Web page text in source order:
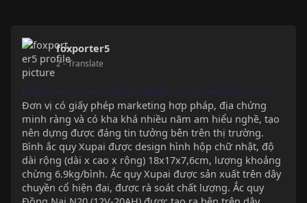
foxporter5
2- Translate
https://mcgraw-mattingly.blogb....right.net/khi-nao-la
Đơn vị có giấy phép marketing hợp pháp, địa chứng
minh ràng và có kha khá nhiều năm am hiểu nghề, tạo
nên dựng được đáng tin tưởng bên trên thị trường.
Bình ắc quy Xupai được design hình hộp chữ nhật, độ
dài rộng (dài x cao x rộng) 18x17x7,6cm, lượng khoảng
chừng 6.9kg/bình. Ắc quy Xupai được sản xuất trên dây
chuyền cổ hiện đại, được rà soát chất lượng. Ắc quy